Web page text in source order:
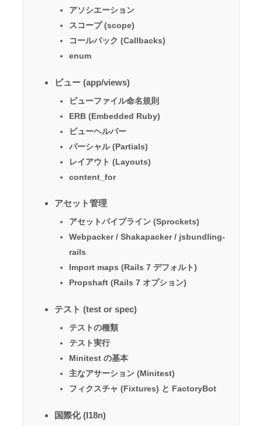
アソシエーション
スコープ (scope)
コールバック (Callbacks)
enum
ビュー (app/views)
ビューファイル命名規則
ERB (Embedded Ruby)
ビューヘルパー
パーシャル (Partials)
レイアウト (Layouts)
content_for
アセット管理
アセットパイプライン (Sprockets)
Webpacker / Shakapacker / jsbundling-
rails
Import maps (Rails 7 デフォルト)
Propshaft (Rails 7 オプション)
テスト (test or spec)
テストの種類
テスト実行
Minitest の基本
主なアサーション (Minitest)
フィクスチャ (Fixtures) と FactoryBot
国際化 (I18n)